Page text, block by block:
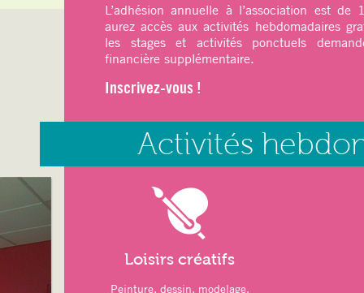
ATELIERS DU MOIS:
–Art thérapie : Modelage
– Jeux de Société
–
Repas de Noël participatif des
–Vacances scolaires :
26 novembre 2025
Novembre 2025
L’adhésion annuelle à l’association est
aurez accès aux activités hebdomadaires
les stages et activités ponctuels
financière supplémentaire.
Inscrivez-vous !
Activités
Loisirs créatifs
Peinture, dessin, modelage.